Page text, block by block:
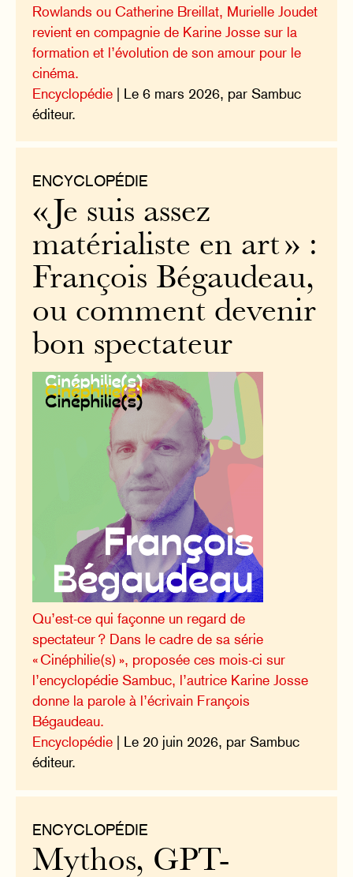
Rowlands ou Catherine Breillat, Murielle Joudet
revient en compagnie de Karine Josse sur la
formation et l’évolution de son amour pour le
cinéma.
Encyclopédie | Le 6 mars 2026, par Sambuc
éditeur.
ENCYCLOPÉDIE
« Je suis assez
matérialiste en art » :
François Bégaudeau,
ou comment devenir
bon spectateur
Qu’est-ce qui façonne un regard de
spectateur ? Dans le cadre de sa série
« Cinéphilie(s) », proposée ces mois-ci sur
l’encyclopédie Sambuc, l’autrice Karine Josse
donne la parole à l’écrivain François
Bégaudeau.
Encyclopédie | Le 20 juin 2026, par Sambuc
éditeur.
ENCYCLOPÉDIE
Mythos, GPT-